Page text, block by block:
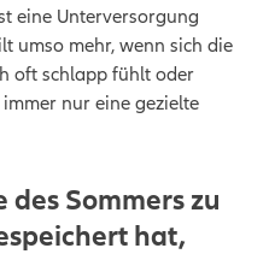
eine Unterversorgung
umso mehr, wenn sich die
oft schlapp fühlt oder
nur eine gezielte
Sommers zu
hat,